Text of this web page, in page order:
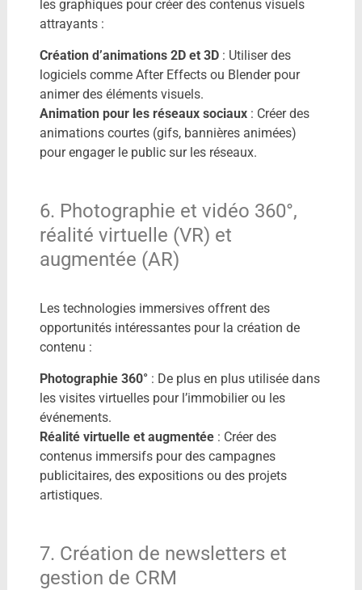
les graphiques pour créer des contenus visuels
attrayants :
Création d’animations 2D et 3D: Utiliser des
logiciels comme After Effects ou Blender pour
animer des éléments visuels.
Animation pour les réseaux sociaux: Créer des
animations courtes (gifs, bannières animées)
pour engager le public sur les réseaux.
6. Photographie et vidéo 360°,
réalité virtuelle (VR) et
augmentée (AR)
Les technologies immersives offrent des
opportunités intéressantes pour la création de
contenu :
Photographie 360° : De plus en plus utilisée dans
les visites virtuelles pour l’immobilier ou les
événements.
Réalité virtuelle et augmentée: Créer des
contenus immersifs pour des campagnes
publicitaires, des expositions ou des projets
artistiques.
7. Création de newsletters et
gestion de CRM